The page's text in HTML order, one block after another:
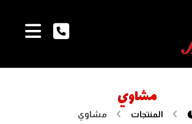
مشاوي
المنتجات مشاوي